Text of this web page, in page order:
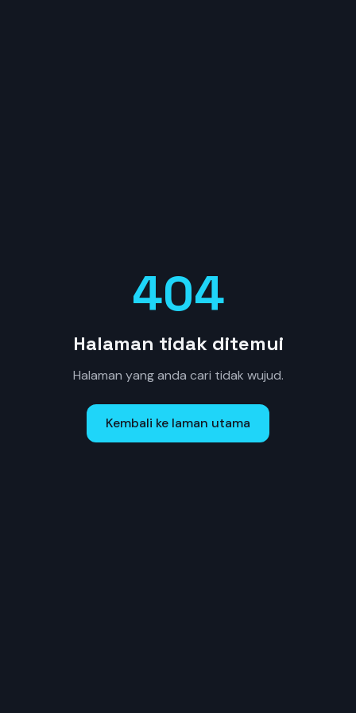
404
Halaman tidak ditemui
Halaman yang anda cari tidak wujud.
Kembali ke laman utama